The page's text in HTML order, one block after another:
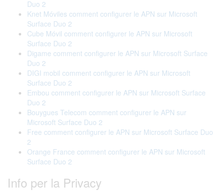
Duo 2
Knet Móviles comment configurer le APN sur Microsoft
Surface Duo 2
Cube Móvil comment configurer le APN sur Microsoft
Surface Duo 2
Digame comment configurer le APN sur Microsoft Surface
Duo 2
DIGI mobil comment configurer le APN sur Microsoft
Surface Duo 2
Embou comment configurer le APN sur Microsoft Surface
Duo 2
Bouygues Telecom comment configurer le APN sur
Microsoft Surface Duo 2
Free comment configurer le APN sur Microsoft Surface Duo
2
Orange France comment configurer le APN sur Microsoft
Surface Duo 2
Info per la Privacy